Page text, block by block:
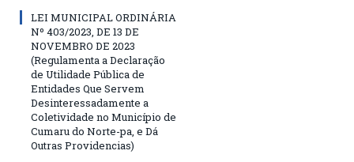
LEI MUNICIPAL ORDINÁRIA
Nº 403/2023, DE 13 DE
NOVEMBRO DE 2023
(Regulamenta a Declaração
de Utilidade Pública de
Entidades Que Servem
Desinteressadamente a
Coletividade no Município de
Cumaru do Norte-pa, e Dá
Outras Providencias)